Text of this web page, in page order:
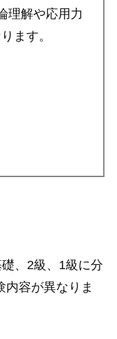
理解や応用力
ます。
、2級、1級に分
内容が異なりま